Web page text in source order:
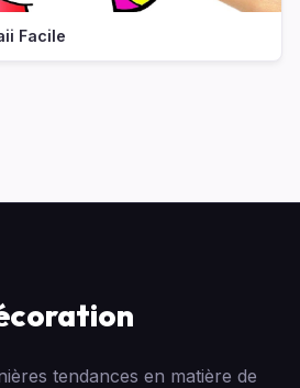
Facile
tendances en matière de